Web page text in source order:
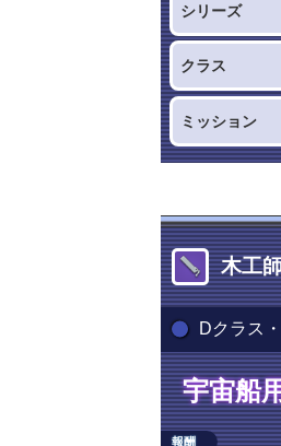
シリーズ
クラス
ミッション
木工
Dクラス
宇宙船
報酬